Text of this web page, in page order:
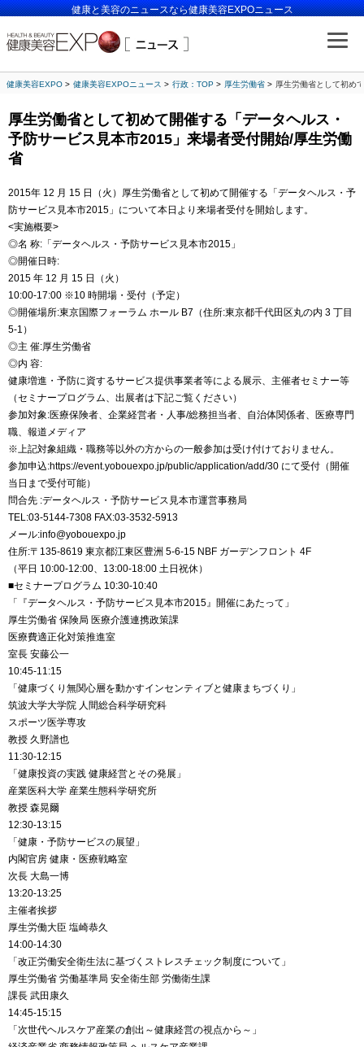
健康と美容のニュースなら健康美容EXPOニュース
健康美容EXPO 健康美容EXPOニュース 行政：TOP 厚生労働省 厚生労働省として初め
厚生労働省として初めて開催する「データヘルス・
予防サービス見本市2015」来場者受付開始/厚生労働
省
2015年 12 月 15 日（火）厚生労働省として初めて開催する「データヘルス・予
防サービス見本市2015」について本日より来場者受付を開始します。
<実施概要>
◎名 称:「データヘルス・予防サービス見本市2015」
◎開催日時:
2015 年 12 月 15 日（火）
10:00-17:00 ※10 時開場・受付（予定）
◎開催場所:東京国際フォーラム ホール B7（住所:東京都千代田区丸の内 3 丁目
5-1）
◎主 催:厚生労働省
◎内 容:
健康増進・予防に資するサービス提供事業者等による展示、主催者セミナー等
（セミナープログラム、出展者は下記ご覧ください）
参加対象:医療保険者、企業経営者・人事/総務担当者、自治体関係者、医療専門
職、報道メディア
※上記対象組織・職務等以外の方からの一般参加は受け付けておりません。
参加申込:https://event.yobouexpo.jp/public/application/add/30 にて受付（開催
当日まで受付可能）
問合先 :データヘルス・予防サービス見本市運営事務局
TEL:03-5144-7308 FAX:03-3532-5913
メール:info@yobouexpo.jp
住所:〒135-8619 東京都江東区豊洲 5-6-15 NBF ガーデンフロント 4F
（平日 10:00-12:00、13:00-18:00 土日祝休）
■セミナープログラム 10:30-10:40
「『データヘルス・予防サービス見本市2015』開催にあたって」
厚生労働省 保険局 医療介護連携政策課
医療費適正化対策推進室
室長 安藤公一
10:45-11:15
「健康づくり無関心層を動かすインセンティブと健康まちづくり」
筑波大学大学院 人間総合科学研究科
スポーツ医学専攻
教授 久野譜也
11:30-12:15
「健康投資の実践 健康経営とその発展」
産業医科大学 産業生態科学研究所
教授 森晃爾
12:30-13:15
「健康・予防サービスの展望」
内閣官房 健康・医療戦略室
次長 大島一博
13:20-13:25
主催者挨拶
厚生労働大臣 塩崎恭久
14:00-14:30
「改正労働安全衛生法に基づくストレスチェック制度について」
厚生労働省 労働基準局 安全衛生部 労働衛生課
課長 武田康久
14:45-15:15
「次世代ヘルスケア産業の創出～健康経営の視点から～」